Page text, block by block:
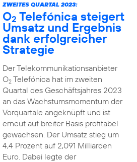
ZWEITES QUARTAL 2023:
O2 Telefónica steigert
Umsatz und Ergebnis
dank erfolgreicher
Strategie
Der Telekommunikationsanbieter
O2Telefónica hat im zweiten
Quartal des Geschäftsjahres 2023
an das Wachstumsmomentum der
Vorquartale angeknüpft und ist
erneut auf breiter Basis profitabel
gewachsen. Der Umsatz stieg um
4,4 Prozent auf 2,091 Milliarden
Euro. Dabei legte der